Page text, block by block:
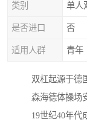
类别 单人
是否进口 否
适用人群 青年
双杠起源于德
森海德体操场
19世纪40年代